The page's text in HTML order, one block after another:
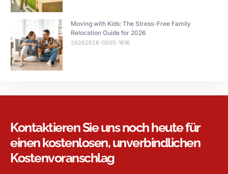
Moving with Kids: The Stress-Free Family
Relocation Guide for 2026
26262626-0505-1616
Kontaktieren Sie uns noch heute für
einen kostenlosen, unverbindlichen
Kostenvoranschlag